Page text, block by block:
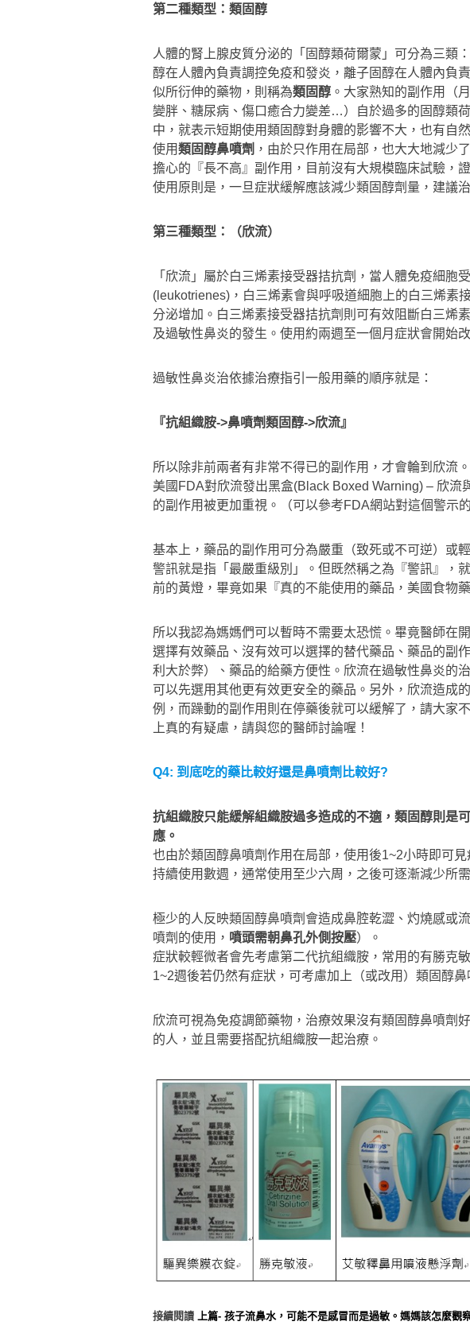
第二種類型：類固醇
人體的腎上腺皮質分泌的「固醇類荷爾蒙」可分為三類
醇在人體內負責調控免疫和發炎，離子固醇在人體內負
似所衍伸的藥物，則稱為類固醇 。大家熟知的副作用（
變胖、糖尿病、傷口癒合力變差…）自於過多的固醇類
中，就表示短期使用類固醇對身體的影響不大，也有自
使用類固醇鼻噴劑 ，由於只作用在局部，也大大地減少
擔心的『長不高』副作用，目前沒有大規模臨床試驗，
使用原則是，一旦症狀緩解應該減少類固醇劑量，建議
第三種類型：（欣流）
「欣流」屬於白三烯素接受器拮抗劑，當人體免疫細胞
(leukotrienes)，白三烯素會與呼吸道細胞上的白三烯素
分泌增加。白三烯素接受器拮抗劑則可有效阻斷白三烯
及過敏性鼻炎的發生。使用約兩週至一個月症狀會開始
過敏性鼻炎治依據治療指引一般用藥的順序就是：
『抗組織胺->鼻噴劑類固醇->欣流』
所以除非前兩者有非常不得已的副作用，才會輪到欣流
美國FDA對欣流發出黑盒(Black Boxed Warning) – 欣流
的副作用被更加重視。（可以參考FDA網站對這個警示
基本上，藥品的副作用可分為嚴重（致死或不可逆）或
警訊就是指「最嚴重級別」。但既然稱之為『警訊』，
前的黃燈，畢竟如果『真的不能使用的藥品，美國食物
所以我認為媽媽們可以暫時不需要太恐慌。畢竟醫師在
選擇有效藥品、沒有效可以選擇的替代藥品、藥品的副
利大於弊）、藥品的給藥方便性。欣流在過敏性鼻炎的
可以先選用其他更有效更安全的藥品。另外，欣流造成
例，而躁動的副作用則在停藥後就可以緩解了，請大家
上真的有疑慮，請與您的醫師討論喔！
Q4: 到底吃的藥比較好還是鼻噴劑比較好?
抗組織胺只能緩解組織胺過多造成的不適，類固醇則是
應。
也由於類固醇鼻噴劑作用在局部，使用後1~2小時即可
持續使用數週，通常使用至少六周，之後可逐漸減少所
極少的人反映類固醇鼻噴劑會造成鼻腔乾澀、灼燒感或
噴劑的使用， 噴頭需朝鼻孔外側按壓）。
症狀較輕微者會先考慮第二代抗組織胺，常用的有勝克
1~2週後若仍然有症狀，可考慮加上（或改用）類固醇鼻
欣流可視為免疫調節藥物，治療效果沒有類固醇鼻噴劑
的人，並且需要搭配抗組織胺一起治療。
接續閱讀 上篇- 孩子流鼻水，可能不是感冒而是過敏。媽媽該怎麼觀